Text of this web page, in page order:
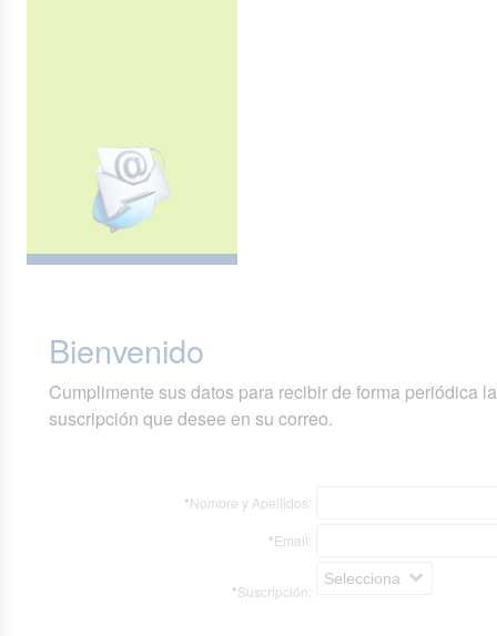
Bienvenido
Cumplimente sus datos para recibir de forma periódica
suscripción que desee en su correo.
*Nombre y Apellidos:
*Email:
*Suscripción:
Selecciona